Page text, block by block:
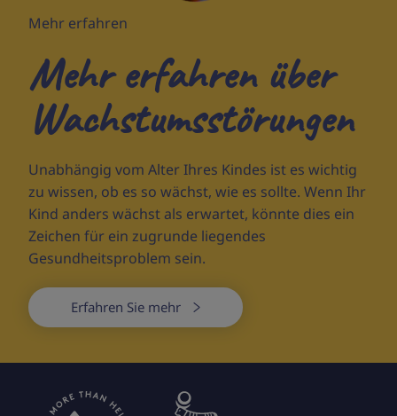
Mehr erfahren
Mehr erfahren über
Wachstumsstörungen
Unabhängig vom Alter Ihres Kindes ist es wichtig
zu wissen, ob es so wächst, wie es sollte. Wenn Ihr
Kind anders wächst als erwartet, könnte dies ein
Zeichen für ein zugrunde liegendes
Gesundheitsproblem sein.
Erfahren Sie mehr